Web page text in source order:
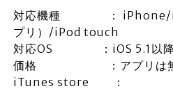
対応機種 ： iPhone/
プリ）/iPod touch
対応OS ：iOS 5.1以降
価格 ：アプリは無
iTunes store ：